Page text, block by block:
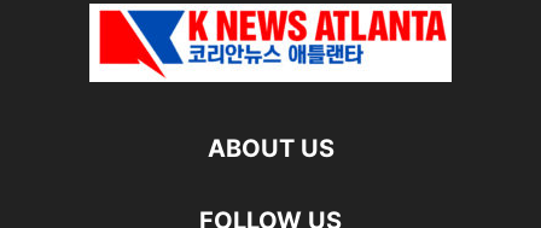
ABOUT US
FOLLOW US